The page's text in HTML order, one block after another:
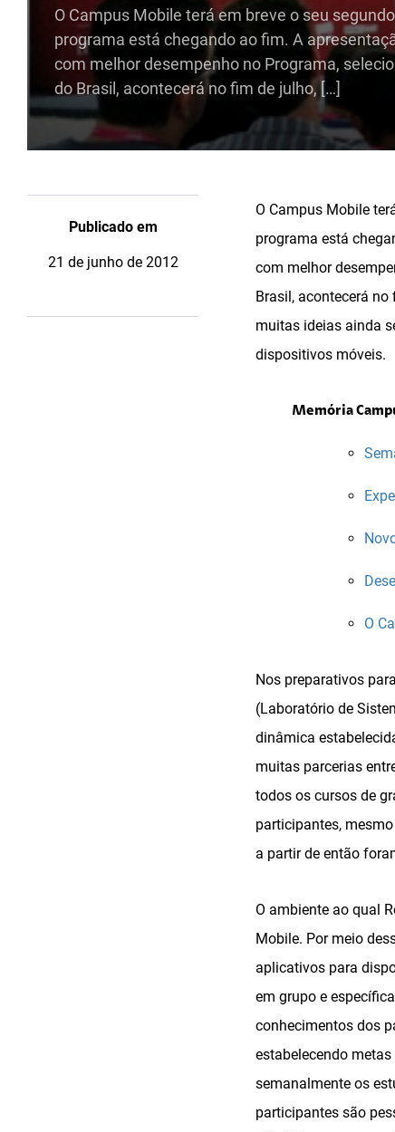
O Campus Mobile terá em breve o seu
programa está chegando ao fim. A
com melhor desempenho no Programa,
do Brasil, acontecerá no fim de julho, […]
Publicado em
21 de junho de 2012
O Campus Mobile
programa está
com melhor
Brasil, acontecerá
muitas ideias ainda
dispositivos móveis.
Memória
O
Nos preparativos
(Laboratório de
dinâmica
muitas parcerias
todos os cursos de
participantes,
a partir de então
O ambiente ao qual
Mobile. Por meio
aplicativos para
em grupo e
conhecimentos dos
estabelecendo
semanalmente os
participantes são